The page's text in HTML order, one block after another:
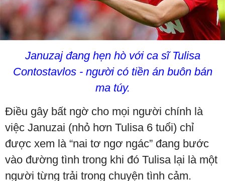
Januzaj đang hẹn hò với ca sĩ Tulisa
Contostavlos - người có tiền án buôn bán
ma túy.
Điều gây bất ngờ cho mọi người chính là
việc Januzai (nhỏ hơn Tulisa 6 tuổi) chỉ
được xem là “nai tơ ngơ ngác” đang bước
vào đường tình trong khi đó Tulisa lại là một
người từng trải trong chuyện tình cảm.